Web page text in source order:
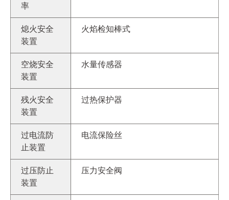
率
熄火安全
装置
火焰检知棒式
空烧安全
装置
水量传感器
残火安全
装置
过热保护器
过电流防
止装置
电流保险丝
过压防止
装置
压力安全阀